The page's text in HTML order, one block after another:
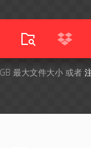
最大文件大小 或者